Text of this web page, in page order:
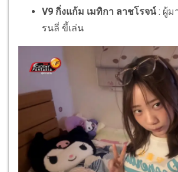
V9 กิ่งแก้ม เมทิกา ลาชโรจน์: ผู้ม
รนลี่ ขี้เล่น